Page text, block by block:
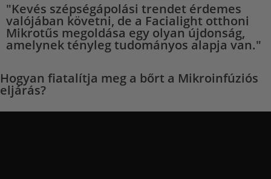
"Kevés szépségápolási trendet érdemes
valójában követni, de a Facialight otthoni
Mikrotűs megoldása egy olyan újdonság,
amelynek tényleg tudományos alapja van."
Hogyan fiatalítja meg a bőrt a Mikroinfúziós
eljárás?